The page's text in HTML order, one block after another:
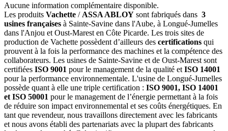
Aucune information complémentaire disponible.
Les produits Vachette / ASSA ABLOY sont fabriqués dans 3
usines françaises à Sainte-Savine dans l'Aube, à Longué-Jumelles
dans l'Anjou et Oust-Marest en Côte Picarde. Les trois sites de
production de Vachette possèdent d’ailleurs des certifications qui
prouvent à la fois la performance des machines et la compétence des
collaborateurs. Les usines de Sainte-Savine et de Oust-Marest sont
certifiées ISO 9001 pour le management de la qualité et ISO 14001
pour la performance environnementale. L'usine de Longué-Jumelles
possède quant à elle une triple certification : ISO 9001, ISO 14001
et ISO 50001 pour le management de l’énergie permettant à la fois
de réduire son impact environnemental et ses coûts énergétiques. En
tant que revendeur, nous travaillons directement avec les fabricants
et nous avons établi des partenariats avec la plupart des fabricants